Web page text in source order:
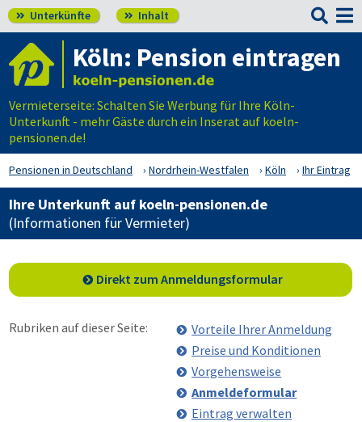
 Unterkünfte  Inhalt 
Köln: Pension eintragen
Vermieterseite: Schalten Sie Werbung für Ihre Köln-
Unterkunft - mehr Gäste durch ein Inserat auf koeln-
pensionen.de!
Pensionen in Deutschland Nordrhein-Westfalen Köln Ihr Eintrag
Ihre Unterkunft auf koeln-pensionen.de
(Informationen für Vermieter)
Direkt zum Anmeldungsformular
Rubriken auf dieser Seite:
Vorteile Ihrer Anmeldung
Preise und Konditionen
Vorgehensweise
Anmeldeformular
Eintrag verwalten